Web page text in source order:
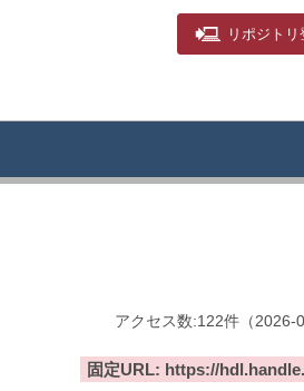
リポジトリ
アクセス数:122件 （2026-
固定URL: https://